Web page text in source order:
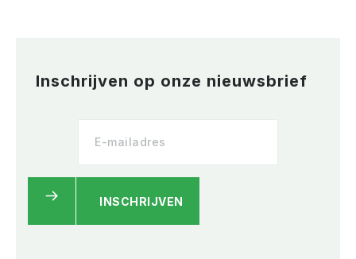
Inschrijven op onze nieuwsbrief
INSCHRIJVEN